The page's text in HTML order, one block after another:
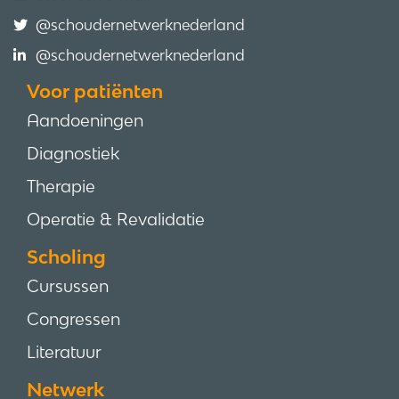
@schoudernetwerknederland
@schoudernetwerknederland
Voor patiënten
Aandoeningen
Diagnostiek
Therapie
Operatie & Revalidatie
Scholing
Cursussen
Congressen
Literatuur
Netwerk